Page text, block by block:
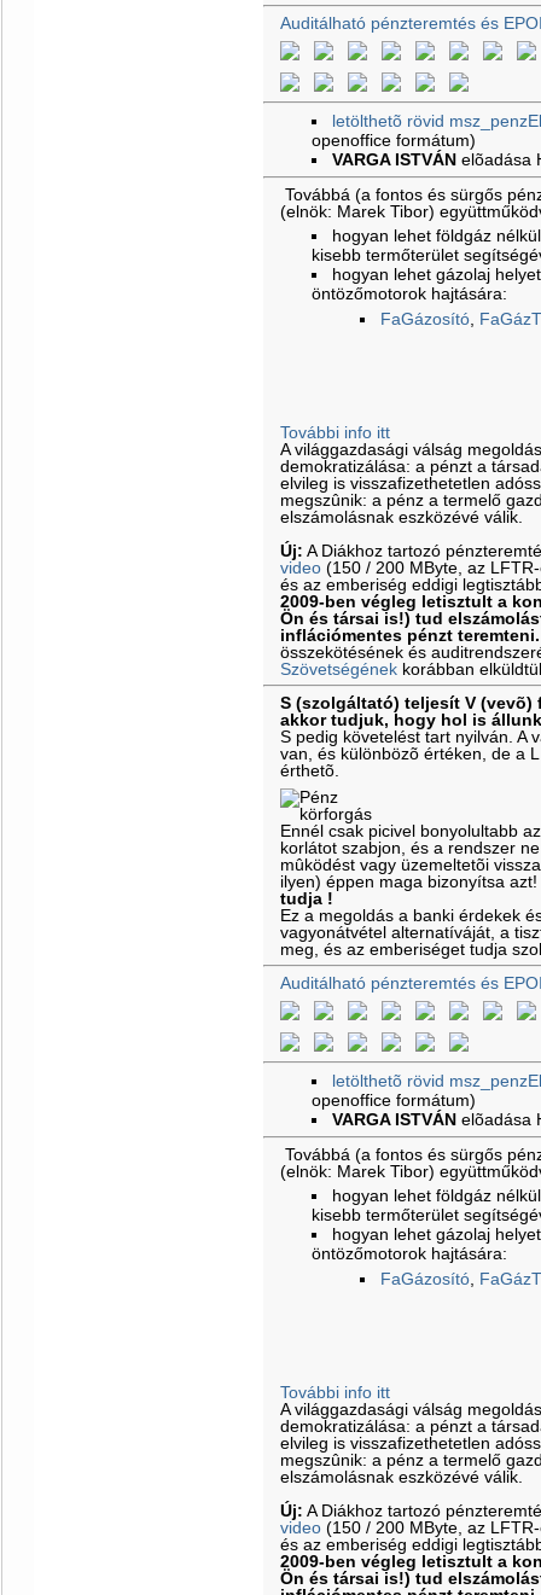
Auditálható pénzteremtés és
letölthetõ rövid
openoffice formátum)
VARGA ISTVÁN elõadása
Továbbá (a fontos és sürgős
(elnök: Marek Tibor)
hogyan lehet földgáz
kisebb termőterület
hogyan lehet gázolaj
öntözőmotorok hajtására:
FaGázosító
További info itt
A világgazdasági válság
demokratizálása: a pénzt a
elvileg is visszafizethetetlen
megszûnik: a pénz a termelő
elszámolásnak eszközévé válik.
Új: A Diákhoz tartozó
video (150 / 200 MByte, az
és az emberiség eddigi
2009-ben végleg letisztult a
Ön és társai is!) tud
inflációmentes pénzt teremteni.
összekötésének és
Szövetségének korábban
S (szolgáltató) teljesít V (vevõ)
akkor tudjuk, hogy hol is állunk
S pedig követelést tart nyilván. A
van, és különbözõ értéken, de a
érthetõ.
Ennél csak picivel bonyolultabb
korlátot szabjon, és a rendszer
mûködést vagy üzemeltetõi
ilyen) éppen maga bizonyítsa azt!
tudja !
Ez a megoldás a banki érdekek
vagyonátvétel alternatíváját, a
meg, és az emberiséget tudja
Auditálható pénzteremtés és
letölthetõ rövid
openoffice formátum)
VARGA ISTVÁN elõadása
Továbbá (a fontos és sürgős
(elnök: Marek Tibor)
hogyan lehet földgáz
kisebb termőterület
hogyan lehet gázolaj
öntözőmotorok hajtására:
FaGázosító
További info itt
A világgazdasági válság
demokratizálása: a pénzt a
elvileg is visszafizethetetlen
megszûnik: a pénz a termelő
elszámolásnak eszközévé válik.
Új: A Diákhoz tartozó
video (150 / 200 MByte, az
és az emberiség eddigi
2009-ben végleg letisztult a
Ön és társai is!) tud